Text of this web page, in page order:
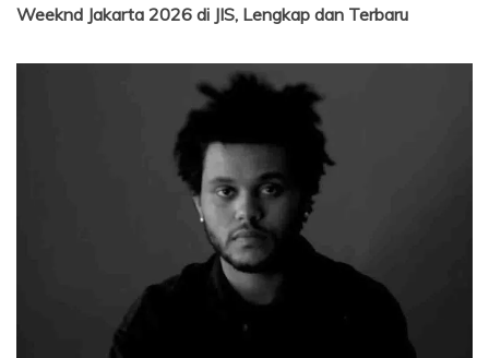
Weeknd Jakarta 2026 di JIS, Lengkap dan Terbaru